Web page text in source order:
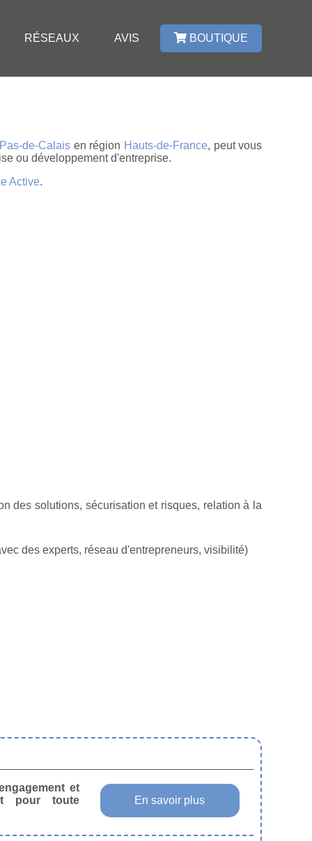
RÉSEAUX AVIS BOUTIQUE
Pas-de-Calais en région Hauts-de-France, peut vous
ou développement d'entreprise.
Active.
des solutions, sécurisation et risques, relation à la
des experts, réseau d'entrepreneurs, visibilité)
et
pour toute
En savoir plus